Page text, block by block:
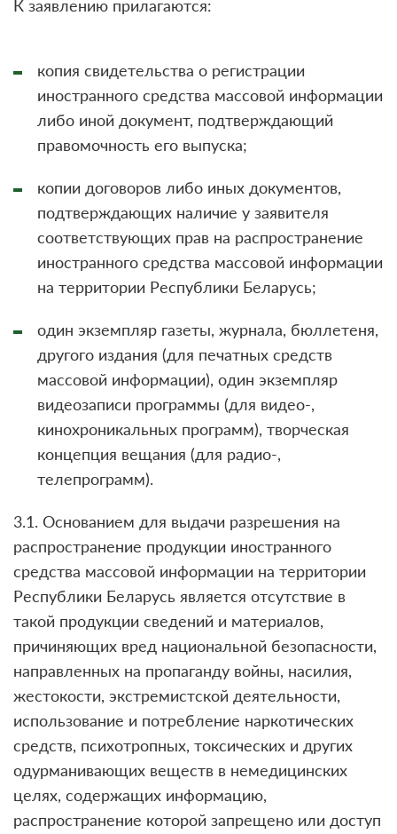
К заявлению прилагаются:
копия свидетельства о регистрации
иностранного средства массовой информации
либо иной документ, подтверждающий
правомочность его выпуска;
копии договоров либо иных документов,
подтверждающих наличие у заявителя
соответствующих прав на распространение
иностранного средства массовой информации
на территории Республики Беларусь;
один экземпляр газеты, журнала, бюллетеня,
другого издания (для печатных средств
массовой информации), один экземпляр
видеозаписи программы (для видео-,
кинохроникальных программ), творческая
концепция вещания (для радио-,
телепрограмм).
3.1. Основанием для выдачи разрешения на
распространение продукции иностранного
средства массовой информации на территории
Республики Беларусь является отсутствие в
такой продукции сведений и материалов,
причиняющих вред национальной безопасности,
направленных на пропаганду войны, насилия,
жестокости, экстремистской деятельности,
использование и потребление наркотических
средств, психотропных, токсических и других
одурманивающих веществ в немедицинских
целях, содержащих информацию,
распространение которой запрещено или доступ